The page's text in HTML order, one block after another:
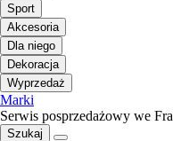
Sport
Akcesoria
Dla niego
Dekoracja
Wyprzedaż
Marki
Serwis posprzedażowy we
Szukaj